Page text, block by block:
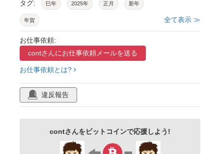
タグ: 巳年 2025年 正月 新年
年賀 全て表示 ≫
お仕事依頼:
contさんにお仕事依頼メールを送る
お仕事依頼とは?
違反報告
contさんをビットコインで応援しよう!